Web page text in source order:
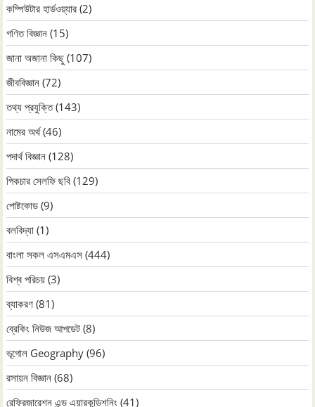
কম্পিউটার হার্ডওয়্যার (2)
গণিত বিজ্ঞান (15)
জানা অজানা কিছু (107)
জীববিজ্ঞান (72)
তথ্য প্রযুক্তি(143)
নামের অর্থ(46)
পদার্থ বিজ্ঞান (128)
পিকচার সেলফি ছবি (129)
পোষ্টকোড (9)
বলবিদ্যা (1)
বাংলা সকল এসএমএস (444)
বিশ্ব পরিচয় (3)
ব্যাকরণ (81)
ব্রেকিং নিউজ আপডেট (8)
ভূগোল Geography (96)
রসায়ন বিজ্ঞান (68)
রেফ্রিজারেশন এন্ড এয়ারকন্ডিশনিং (41)